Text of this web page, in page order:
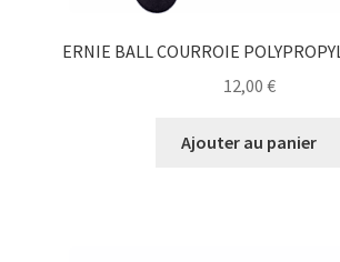
ERNIE BALL COURROIE
12,00 €
Ajouter au panier